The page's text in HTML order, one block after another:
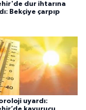
dur ihtarına
Bekçiye çarpıp
uyardı: